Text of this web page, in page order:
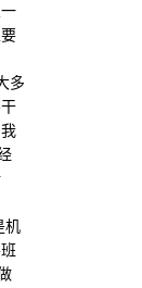
多
机